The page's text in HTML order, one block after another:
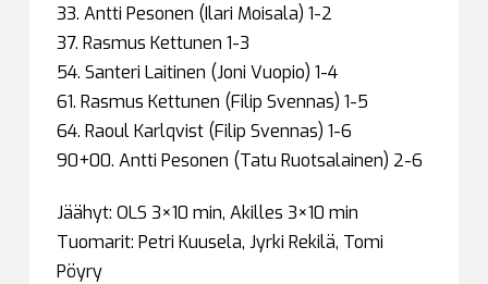
33. Antti Pesonen (Ilari Moisala) 1-2
37. Rasmus Kettunen 1-3
54. Santeri Laitinen (Joni Vuopio) 1-4
61. Rasmus Kettunen (Filip Svennas) 1-5
64. Raoul Karlqvist (Filip Svennas) 1-6
90+00. Antti Pesonen (Tatu Ruotsalainen) 2-6
Jäähyt: OLS 3×10 min, Akilles 3×10 min
Tuomarit: Petri Kuusela, Jyrki Rekilä, Tomi
Pöyry